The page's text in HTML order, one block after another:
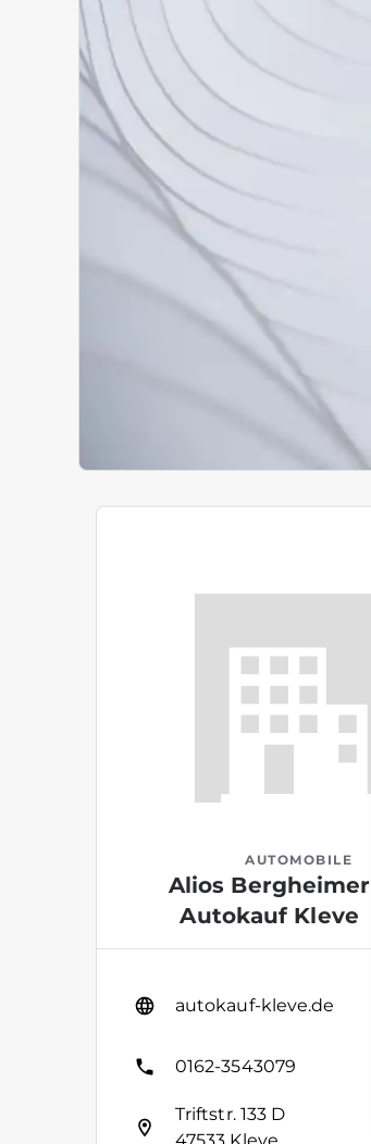
AUTOMOBILE
Alios Bergheimer
Autokauf Kleve
autokauf-kleve.de
0162-3543079
Triftstr. 133 D
47533 Kleve